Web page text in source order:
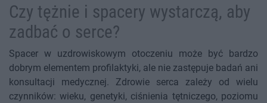
Czy tężnie i spacery wystarczą, aby
zadbać o serce?
Spacer w uzdrowiskowym otoczeniu może być bardzo
dobrym elementem profilaktyki, ale nie zastępuje badań ani
konsultacji medycznej. Zdrowie serca zależy od wielu
czynników: wieku, genetyki, ciśnienia tętniczego, poziomu